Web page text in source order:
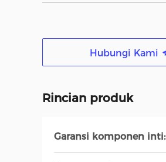
Hubungi Kami
Rincian produk
Garansi komponen inti: